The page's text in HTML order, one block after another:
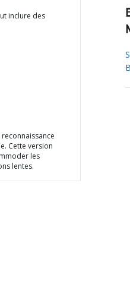
inclure des
Cette version
les
lentes.